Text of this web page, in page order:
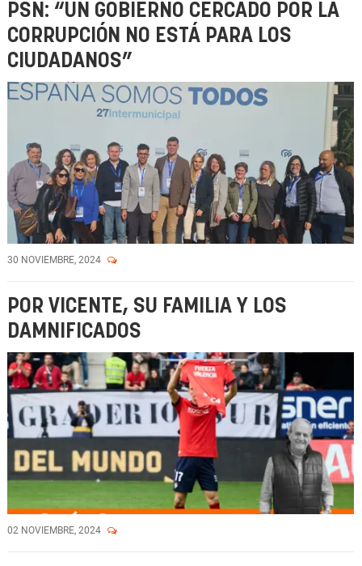
PSN: “UN GOBIERNO CERCADO POR LA
CORRUPCIÓN NO ESTÁ PARA LOS
CIUDADANOS”
30 NOVIEMBRE, 2024
POR VICENTE, SU FAMILIA Y LOS
DAMNIFICADOS
02 NOVIEMBRE, 2024